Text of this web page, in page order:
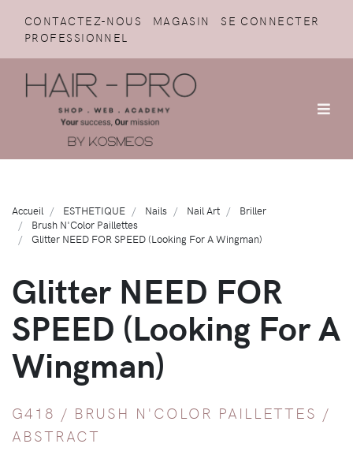
CONTACTEZ-NOUS MAGASIN
SE CONNECTER
PROFESSIONNEL
Accueil ESTHETIQUE Nails Nail Art
Briller
Brush N'Color Paillettes
Glitter NEED FOR SPEED (Looking For A Wingman)
Glitter NEED FOR
SPEED (Looking For A
Wingman)
G418 / BRUSH N'COLOR PAILLETTES /
ABSTRACT